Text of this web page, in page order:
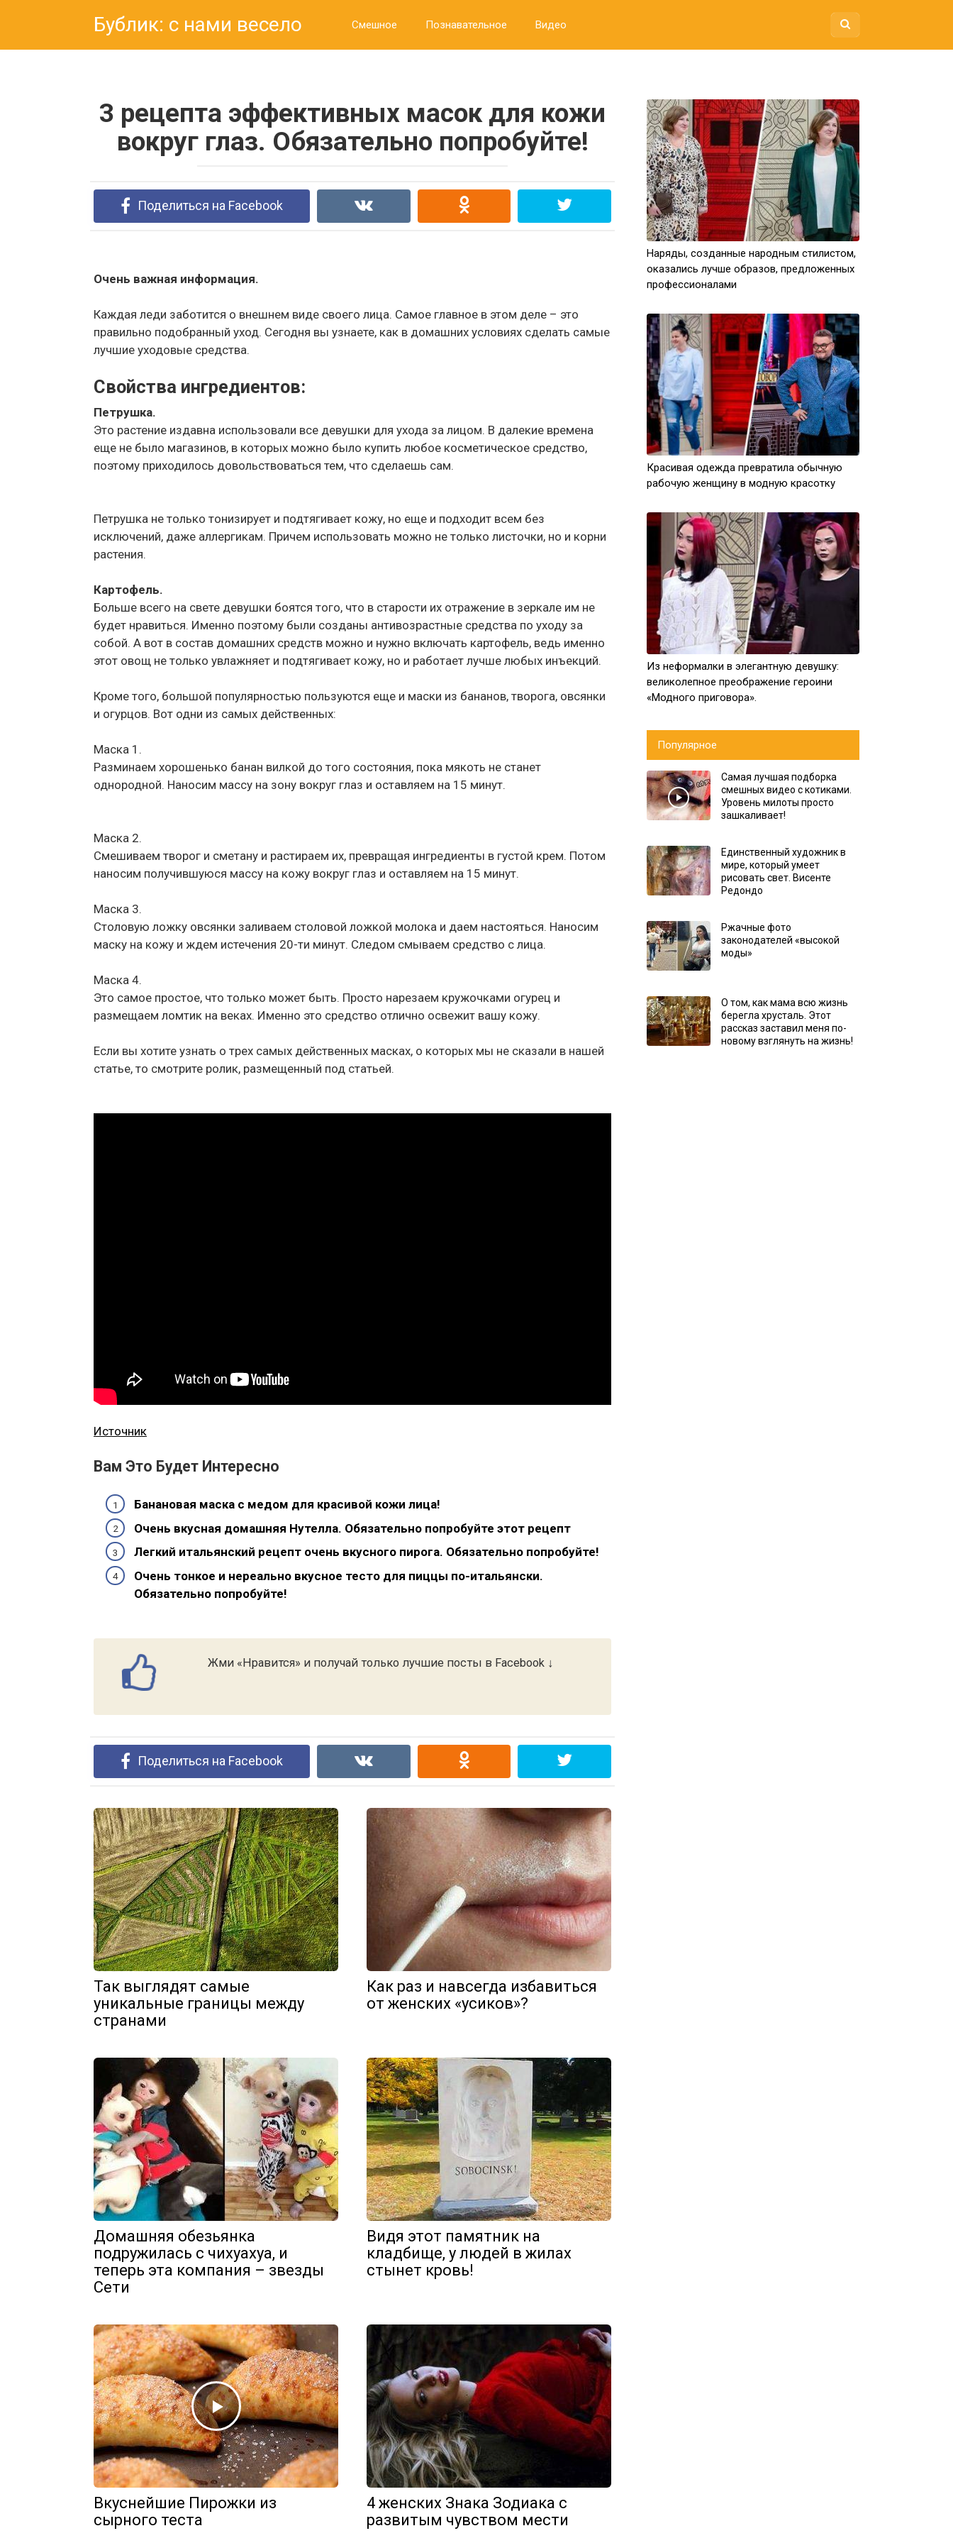
Бублик: с нами весело Смешное Познавательное Видео
3 рецепта эффективных масок для кожи
вокруг глаз. Обязательно попробуйте!
Поделиться на Facebook
Очень важная информация.
Каждая леди заботится о внешнем виде своего лица. Самое главное в этом деле – это
правильно подобранный уход. Сегодня вы узнаете, как в домашних условиях сделать самые
лучшие уходовые средства.
Свойства ингредиентов:
Петрушка.
Это растение издавна использовали все девушки для ухода за лицом. В далекие времена
еще не было магазинов, в которых можно было купить любое косметическое средство,
поэтому приходилось довольствоваться тем, что сделаешь сам.
Петрушка не только тонизирует и подтягивает кожу, но еще и подходит всем без
исключений, даже аллергикам. Причем использовать можно не только листочки, но и корни
растения.
Картофель.
Больше всего на свете девушки боятся того, что в старости их отражение в зеркале им не
будет нравиться. Именно поэтому были созданы антивозрастные средства по уходу за
собой. А вот в состав домашних средств можно и нужно включать картофель, ведь именно
этот овощ не только увлажняет и подтягивает кожу, но и работает лучше любых инъекций.
Кроме того, большой популярностью пользуются еще и маски из бананов, творога, овсянки
и огурцов. Вот одни из самых действенных:
Маска 1.
Разминаем хорошенько банан вилкой до того состояния, пока мякоть не станет
однородной. Наносим массу на зону вокруг глаз и оставляем на 15 минут.
Маска 2.
Смешиваем творог и сметану и растираем их, превращая ингредиенты в густой крем. Потом
наносим получившуюся массу на кожу вокруг глаз и оставляем на 15 минут.
Маска 3.
Столовую ложку овсянки заливаем столовой ложкой молока и даем настояться. Наносим
маску на кожу и ждем истечения 20-ти минут. Следом смываем средство с лица.
Маска 4.
Это самое простое, что только может быть. Просто нарезаем кружочками огурец и
размещаем ломтик на веках. Именно это средство отлично освежит вашу кожу.
Если вы хотите узнать о трех самых действенных масках, о которых мы не сказали в нашей
статье, то смотрите ролик, размещенный под статьей.
Источник
Вам Это Будет Интересно
Банановая маска с медом для красивой кожи лица!
Очень вкусная домашняя Нутелла. Обязательно попробуйте этот рецепт
Легкий итальянский рецепт очень вкусного пирога. Обязательно попробуйте!
Очень тонкое и нереально вкусное тесто для пиццы по-итальянски.
Обязательно попробуйте!
Жми «Нравится» и получай только лучшие посты в Facebook ↓
Поделиться на Facebook
Так выглядят самые
уникальные границы между
странами
Как раз и навсегда избавиться
от женских «усиков»?
Домашняя обезьянка
подружилась с чихуахуа, и
теперь эта компания – звезды
Сети
Видя этот памятник на
кладбище, у людей в жилах
стынет кровь!
Вкуснейшие Пирожки из
сырного теста
4 женских Знака Зодиака с
развитым чувством мести
Наряды, созданные народным стилистом,
оказались лучше образов, предложенных
профессионалами
Красивая одежда превратила обычную
рабочую женщину в модную красотку
Из неформалки в элегантную девушку:
великолепное преображение героини
«Модного приговора».
Популярное
Самая лучшая подборка
смешных видео с котиками.
Уровень милоты просто
зашкаливает!
Единственный художник в
мире, который умеет
рисовать свет. Висенте
Редондо
Ржачные фото
законодателей «высокой
моды»
О том, как мама всю жизнь
берегла хрусталь. Этот
рассказ заставил меня по-
новому взглянуть на жизнь!